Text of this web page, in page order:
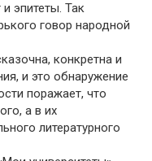
эпитеты. Так
говор народной
конкретна и
и это обнаружение
поражает, что
а в их
литературного